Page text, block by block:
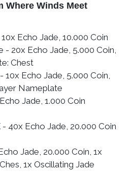
Where Winds Meet
Echo Jade, 10.000 Coin
20x Echo Jade, 5.000 Coin,
Chest
10x Echo Jade, 5.000 Coin,
Nameplate
Jade, 1.000 Coin
40x Echo Jade, 20.000 Coin
Jade, 20.000 Coin, 1x
1x Oscillating Jade